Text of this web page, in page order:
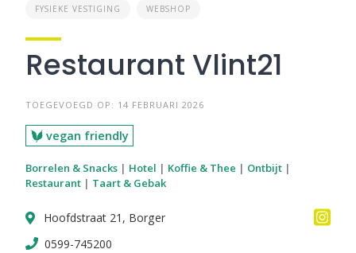
FYSIEKE VESTIGING WEBSHOP
Restaurant Vlint21
TOEGEVOEGD OP: 14 FEBRUARI 2026
vegan friendly
Borrelen & Snacks | Hotel | Koffie & Thee | Ontbijt |
Restaurant | Taart & Gebak
Hoofdstraat 21, Borger
0599-745200